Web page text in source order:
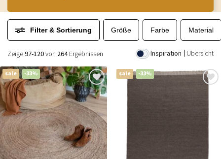
Filter & Sortierung Größe Farbe Material
Inspiration Übersicht
Zeige97-120von 264Ergebnissen
sale -33% sale -33%